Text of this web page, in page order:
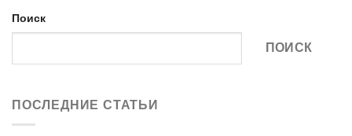
Поиск
ПОИСК
ПОСЛЕДНИЕ СТАТЬИ